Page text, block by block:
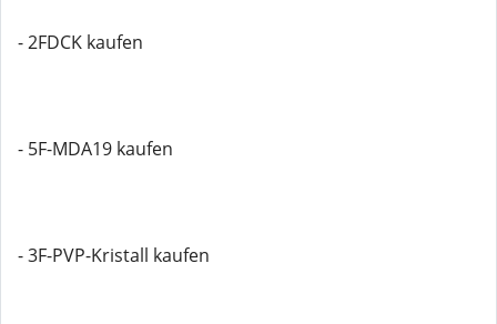
- 2FDCK kaufen
- 5F-MDA19 kaufen
- 3F-PVP-Kristall kaufen